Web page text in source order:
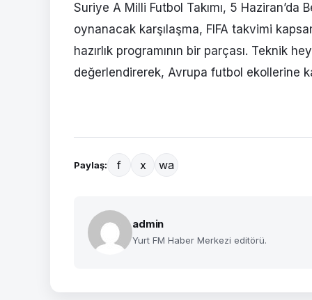
Suriye A Milli Futbol Takımı, 5 Haziran’da
oynanacak karşılaşma, FIFA takvimi
hazırlık programının bir parçası. Teknik
değerlendirerek, Avrupa futbol ekollerine
Paylaş: f x wa
admin
Yurt FM Haber Merkezi editörü.